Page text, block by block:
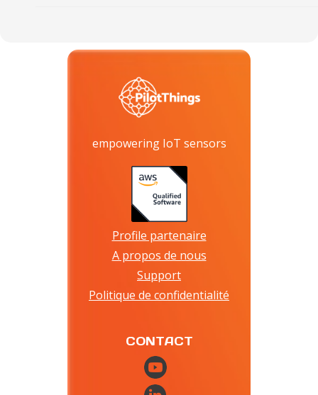
empowering IoT sensors
Profile partenaire
A propos de nous
Support
Politique de confidentialité
CONTACT